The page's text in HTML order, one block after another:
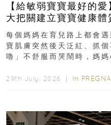
【給敏弱寶寶最好的
大把關建立寶寶健康
每個媽媽在育兒路上都會
寶肌膚突然後天泛紅、抓
嚕」不舒服而哭鬧時，媽
29th July, 2026 ｜ In